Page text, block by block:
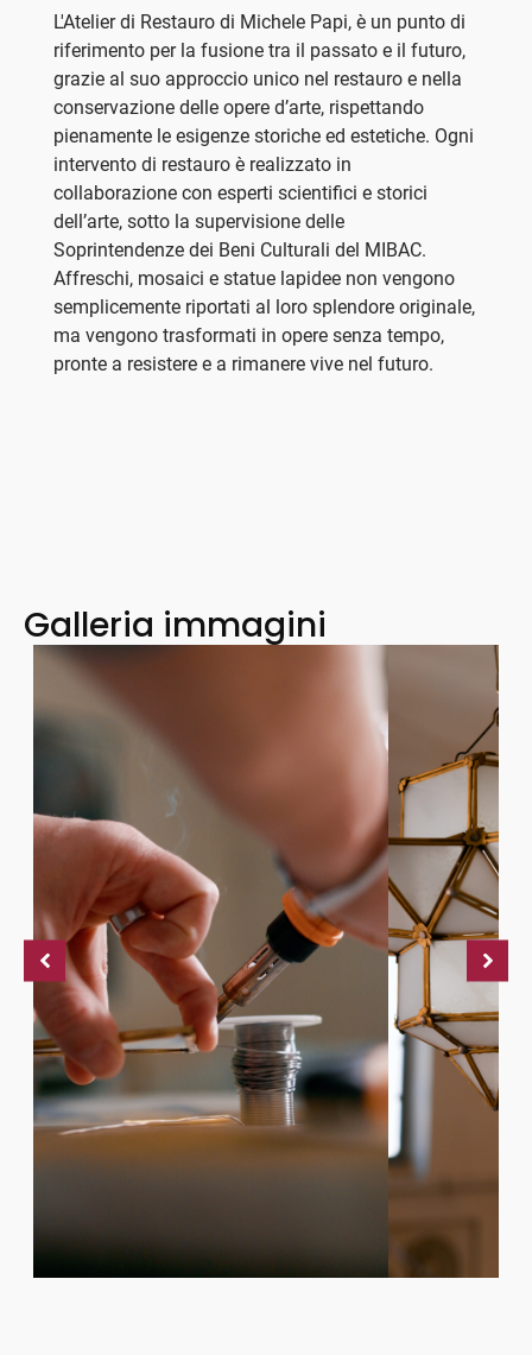
L'Atelier di Restauro di Michele Papi, è un punto di
riferimento per la fusione tra il passato e il futuro,
grazie al suo approccio unico nel restauro e nella
conservazione delle opere d’arte, rispettando
pienamente le esigenze storiche ed estetiche. Ogni
intervento di restauro è realizzato in
collaborazione con esperti scientifici e storici
dell’arte, sotto la supervisione delle
Soprintendenze dei Beni Culturali del MIBAC.
Affreschi, mosaici e statue lapidee non vengono
semplicemente riportati al loro splendore originale,
ma vengono trasformati in opere senza tempo,
pronte a resistere e a rimanere vive nel futuro.
Galleria immagini